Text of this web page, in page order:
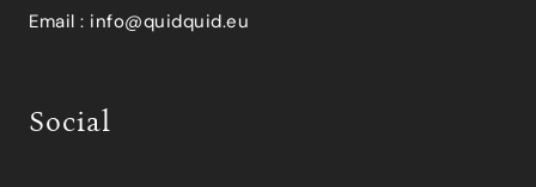
Email : info@quidquid.eu
Social